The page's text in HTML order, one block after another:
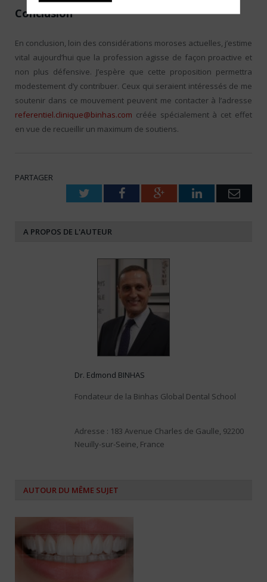
Conclusion
En conclusion, loin des considérations moroses actuelles, j’estime
vital aujourd’hui que la profession agisse de façon proactive et
non plus défensive. J’espère que cette proposition permettra
modestement d’y contribuer. Ceux qui seraient intéressés de me
soutenir dans ce mouvement peuvent me contacter à l’adresse
referentiel.clinique@binhas.com créée spécialement à cet effet
en vue de recueillir un maximum de soutiens.
PARTAGER
TwitterFacebookGoogle+LinkedIn
A PROPOS DE L'AUTEUR
Dr. Edmond BINHAS
Fondateur de la Binhas Global Dental School
Adresse : 183 Avenue Charles de Gaulle, 92200
Neuilly-sur-Seine, France
AUTOUR DU MÊME SUJET